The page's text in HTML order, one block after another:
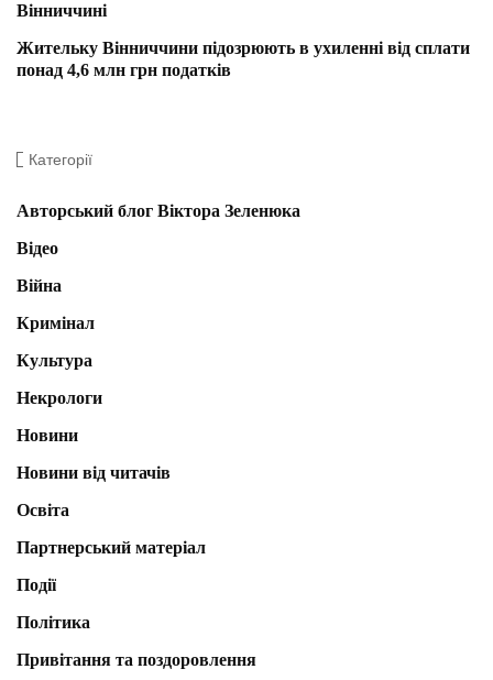
Вінниччині
Жительку Вінниччини підозрюють в ухиленні від сплати
понад 4,6 млн грн податків
Категорії
Авторський блог Віктора Зеленюка
Відео
Війна
Кримінал
Культура
Некрологи
Новини
Новини від читачів
Освіта
Партнерський матеріал
Події
Політика
Привітання та поздоровлення